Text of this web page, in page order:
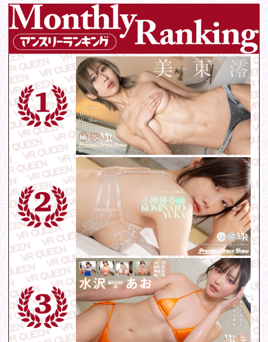
Tweets by IDOL_VR
お問い合わせ
各種お問い合わせはこちらからどうぞ。